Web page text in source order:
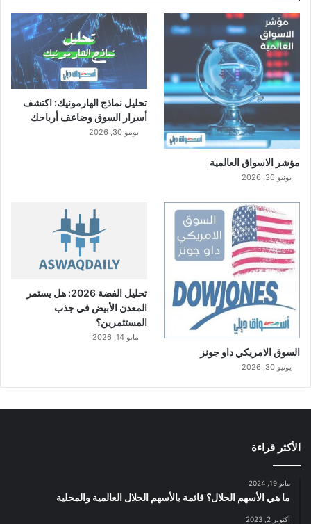
مؤشر الاسواق العالمية
يونيو 30, 2026
تحليل نماذج الهارمونيك: اكتشف
أسرار السوق وضاعف أرباحك
يونيو 30, 2026
السوق الامريكي داو جونز
يونيو 30, 2026
تحليل الفضة 2026: هل يستمر
المعدن الأبيض في جذب
المستثمرين؟
مايو 14, 2026
الأكثر قراءة
مايو 19, 2024
ما هي الأسهم الحلال؟ قائمة بالأسهم الحلال العالمية والمحلية
أكتوبر 2, 2023